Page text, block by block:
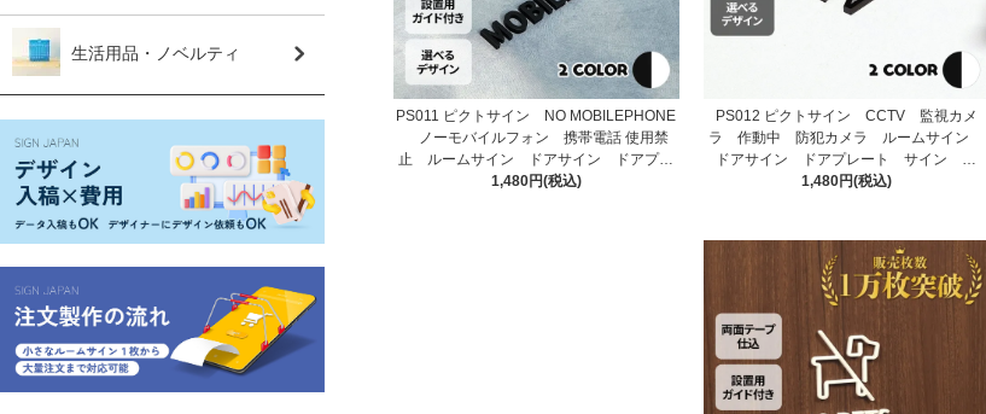
PS011 ピクトサイン NO MOBILEPHONE
ノーモバイルフォン 携帯電話 使用禁
止 ルームサイン ドアサイン ドアプレ
ート サイン 表札 室札
1,480円(税込)
PS012 ピクトサイン CCTV 監視カメ
ラ 作動中 防犯カメラ ルームサイン
ドアサイン ドアプレート サイン 表
札 室札
1,480円(税込)
生活用品・ノベルティ